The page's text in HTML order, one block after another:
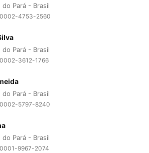
Pará - Brasil
4753-2560
Pará - Brasil
3612-1766
Pará - Brasil
5797-8240
Pará - Brasil
9967-2074